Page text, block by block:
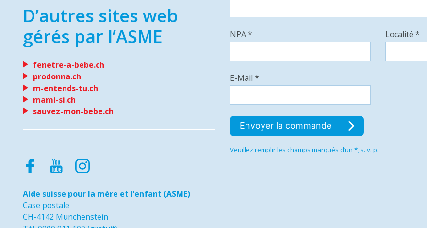
D’autres sites web
gérés par l’ASME
fenetre-a-bebe.ch
prodonna.ch
m-entends-tu.ch
mami-si.ch
sauvez-mon-bebe.ch
Aide suisse pour la mère et l’enfant (ASME)
Case postale
CH-4142 Münchenstein
NPA * Localité *
E-Mail *
Envoyer la commande
Veuillez remplir les champs marqués d’un *, s. v. p.